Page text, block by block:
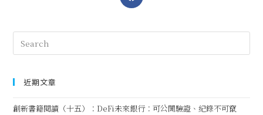
近期文章
創新書籍閱讀（十五）：DeFi未來銀行：可公開驗證、紀錄不可竄